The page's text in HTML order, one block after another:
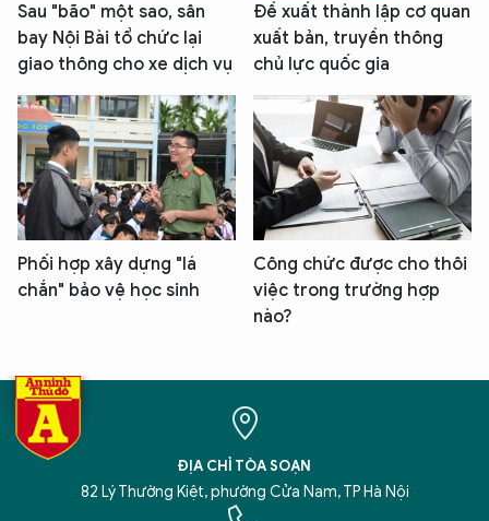
Sau "bão" một sao, sân
bay Nội Bài tổ chức lại
giao thông cho xe dịch vụ
Đề xuất thành lập cơ quan
xuất bản, truyền thông
chủ lực quốc gia
Phối hợp xây dựng "lá
chắn" bảo vệ học sinh
Công chức được cho thôi
việc trong trường hợp
nào?
ĐỊA CHỈ TÒA SOẠN
82 Lý Thường Kiệt, phường Cửa Nam, TP Hà Nội